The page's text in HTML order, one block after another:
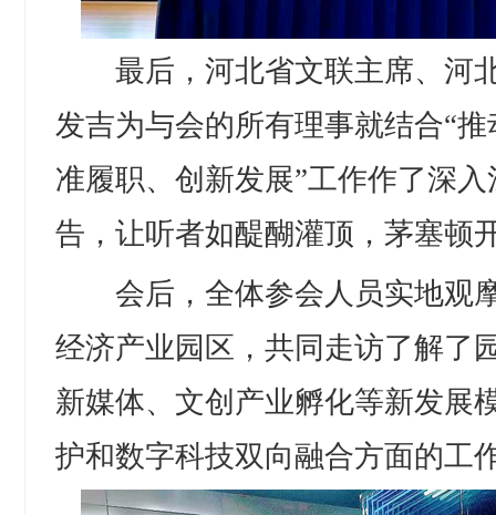
最后，河北省文联主席、河
发吉为与会的所有理事就结合“
准履职、创新发展”工作作了深
告，让听者如醍醐灌顶，茅塞顿
会后，全体参会人员实地观
经济产业园区，共同走访了解了
新媒体、文创产业孵化等新发展
护和数字科技双向融合方面的工